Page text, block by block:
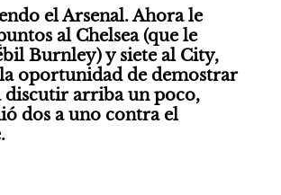
el Arsenal. Ahora le
al Chelsea (que le
Burnley) y siete al City,
oportunidad de demostrar
discutir arriba un poco,
dos a uno contra el